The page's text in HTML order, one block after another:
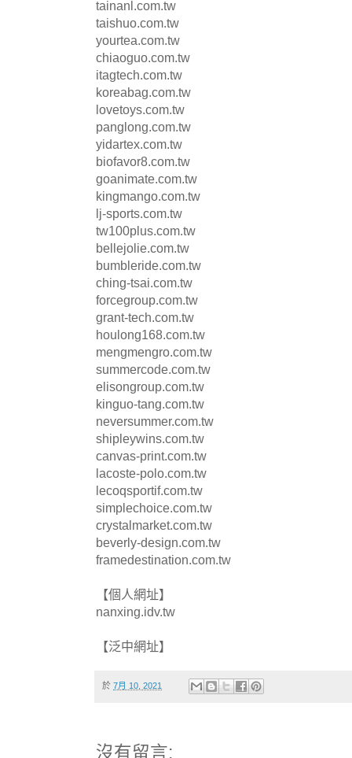
tainanl.com.tw
taishuo.com.tw
yourtea.com.tw
chiaoguo.com.tw
itagtech.com.tw
koreabag.com.tw
lovetoys.com.tw
panglong.com.tw
yidartex.com.tw
biofavor8.com.tw
goanimate.com.tw
kingmango.com.tw
lj-sports.com.tw
tw100plus.com.tw
bellejolie.com.tw
bumbleride.com.tw
ching-tsai.com.tw
forcegroup.com.tw
grant-tech.com.tw
houlong168.com.tw
mengmengro.com.tw
summercode.com.tw
elisongroup.com.tw
kinguo-tang.com.tw
neversummer.com.tw
shipleywins.com.tw
canvas-print.com.tw
lacoste-polo.com.tw
lecoqsportif.com.tw
simplechoice.com.tw
crystalmarket.com.tw
beverly-design.com.tw
framedestination.com.tw
【個人網址】
nanxing.idv.tw
【泛中網址】
於 7月 10, 2021
沒有留言: